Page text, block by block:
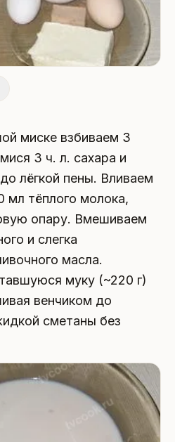
миске взбиваем 3
3 ч. л. сахара и
лёгкой пены. Вливаем
мл тёплого молока,
опару. Вмешиваем
и слегка
масла.
муку (~220 г)
венчиком до
сметаны без